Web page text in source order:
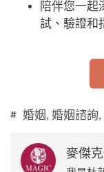
陪伴您一起
試、驗證和
婚姻, 婚姻諮詢,
麥傑